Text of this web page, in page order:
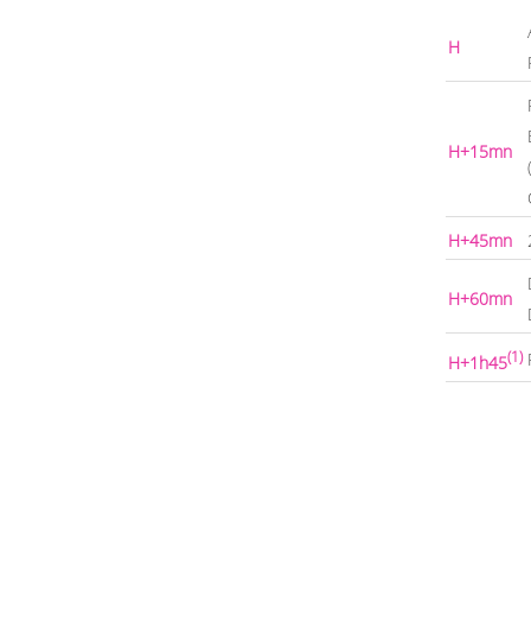
H
H+15mn
H+45mn
H+60mn
H+1h45(1)